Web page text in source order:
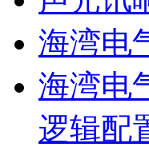
海湾电
海湾电
逻辑配